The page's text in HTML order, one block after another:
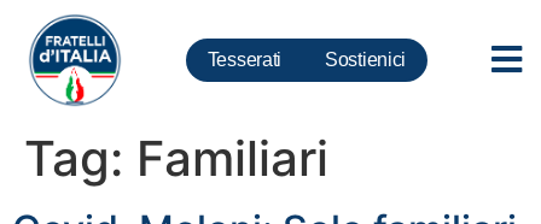
Tesserati Sostienici
Tag: Familiari